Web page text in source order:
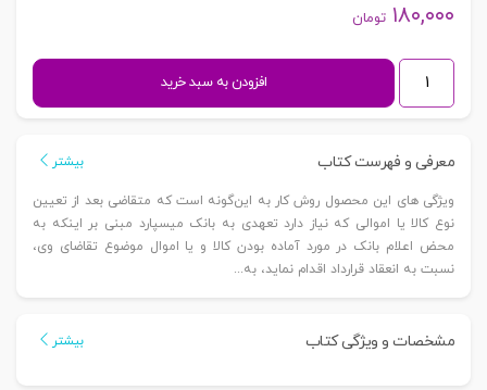
۱۸۰,۰۰۰ تومان
چالش‌های
قرارداد
اجاره
شرط
تملیک
|
عدد
افزودن به سبد خرید
معرفی و فهرست کتاب بیشتر
ویژگی های این محصول روش کار به این‌گونه است که متقاضی بعد از تعیین
نوع کالا یا اموالی که نیاز دارد تعهدی به بانک می‏سپارد مبنی بر اینکه به
محض اعلام بانک در مورد آماده بودن کالا و یا اموال موضوع تقاضای وی‏،
نسبت به انعقاد قرارداد اقدام نماید، به...
مشخصات و ویژگی کتاب بیشتر